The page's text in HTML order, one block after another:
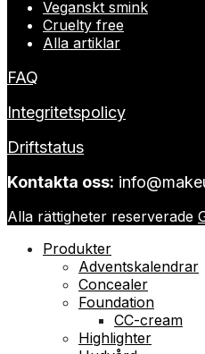
Veganskt smink
Cruelty free
Alla artiklar
FAQ
Integritetspolicy
Driftstatus
Kontakta oss:
Alla rättigheter reserverade
Produkter
Adventskalendrar
Concealer
Foundation
CC-cream
Highlighter